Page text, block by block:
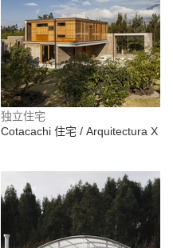
独立住宅
Cotacachi 住宅 / Arquitectura X